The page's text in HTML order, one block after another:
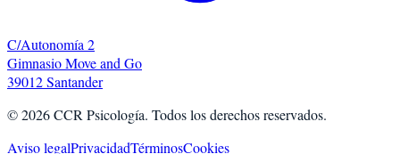
C/Autonomía 2
Gimnasio Move and Go
39012 Santander
©2026CCR Psicología. Todos los derechos reservados.
Aviso legalPrivacidadTérminosCookies